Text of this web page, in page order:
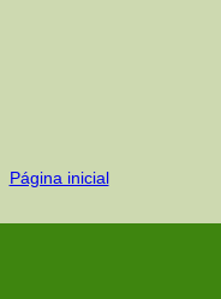
Página inicial